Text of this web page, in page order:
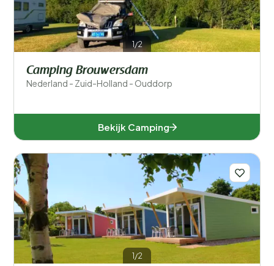
1/2
Camping Brouwersdam
Nederland - Zuid-Holland - Ouddorp
Bekijk Camping
1/2